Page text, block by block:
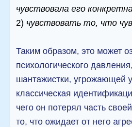
чувствовала его
2) чувствовать то, что
Таким образом, это может
психологического
шантажистки, угрожающей
классическая
чего он потерял часть
то, что ожидает от него